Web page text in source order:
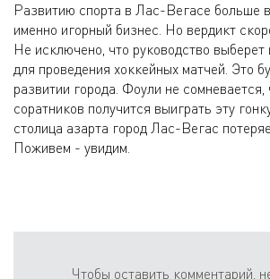
Развитию спорта в Лас-Вегасе больше
именно игорный бизнес. Но вердикт
Не исключено, что руководство
для проведения хоккейных матчей. Это
развитии города. Фоули не сомневается,
соратников получится выиграть эту
столица азарта город Лас-Вегас
Поживем - увидим.
Чтобы оставить комментарий,